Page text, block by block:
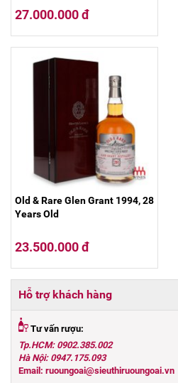
27.000.000 đ
Old & Rare Glen Grant 1994, 28
Years Old
23.500.000 đ
Hỗ trợ khách hàng
Tư vấn rượu:
Tp.HCM: 0902.385.002
Hà Nội: 0947.175.093
Email: ruoungoai@sieuthiruoungoai.vn